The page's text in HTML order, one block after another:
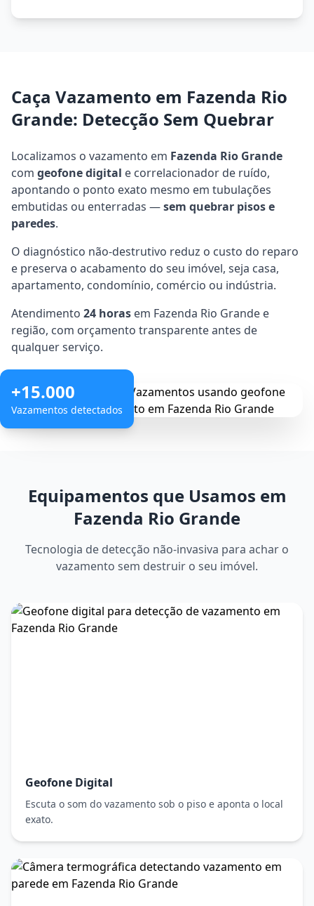
Caça Vazamento em Fazenda Rio
Grande: Detecção Sem Quebrar
Localizamos o vazamento em Fazenda Rio Grande
com geofone digital e correlacionador de ruído,
apontando o ponto exato mesmo em tubulações
embutidas ou enterradas —sem quebrar pisos e
paredes.
O diagnóstico não-destrutivo reduz o custo do reparo
e preserva o acabamento do seu imóvel, seja casa,
apartamento, condomínio, comércio ou indústria.
Atendimento 24 horas em Fazenda Rio Grande e
região, com orçamento transparente antes de
qualquer serviço.
+15.000
Vazamentos detectados
Equipamentos que Usamos em
Fazenda Rio Grande
Tecnologia de detecção não-invasiva para achar o
vazamento sem destruir o seu imóvel.
Geofone Digital
Escuta o som do vazamento sob o piso e aponta o local
exato.